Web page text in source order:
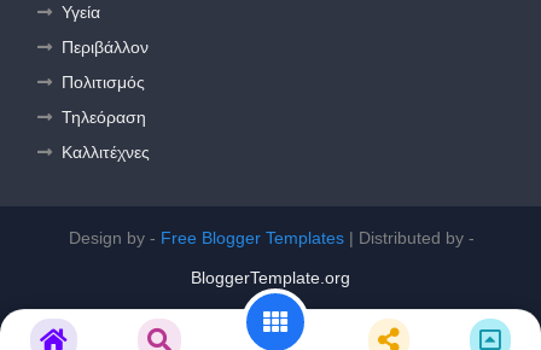
Υγεία
Περιβάλλον
Πολιτισμός
Τηλεόραση
Καλλιτέχνες
Design by - Free Blogger Templates| Distributed by -
BloggerTemplate.org